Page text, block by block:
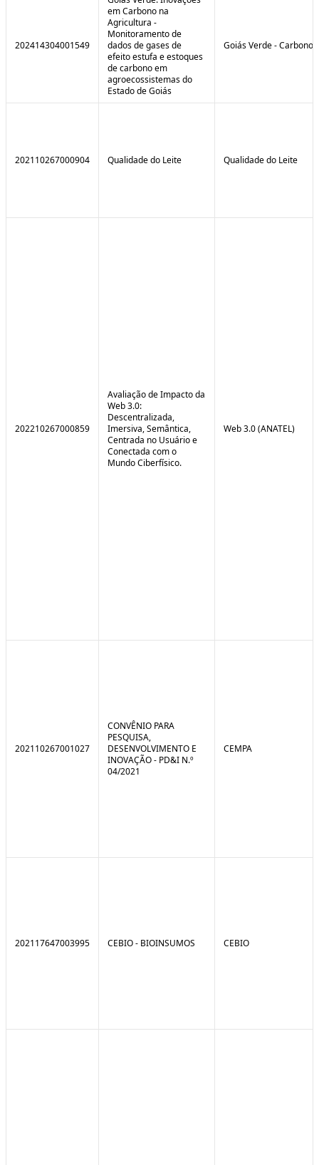
202414304001549
em Carbono na
Agricultura -
Monitoramento de
dados de gases de
efeito estufa e estoques
de carbono em
agroecossistemas do
Estado de Goiás
Goiás Verde - Carbono
202110267000904 Qualidade do Leite Qualidade do Leite
202210267000859
Avaliação de Impacto da
Web 3.0:
Descentralizada,
Imersiva, Semântica,
Centrada no Usuário e
Conectada com o
Mundo Ciberfísico.
Web 3.0 (ANATEL)
202110267001027
CONVÊNIO PARA
PESQUISA,
DESENVOLVIMENTO E
INOVAÇÃO - PD&I N.º
04/2021
CEMPA
202117647003995 CEBIO - BIOINSUMOS CEBIO